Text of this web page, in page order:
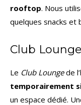
rooftop. Nous
quelques snacks et
Club Lounge
Le Club Loungede
temporairement
un espace dédié.